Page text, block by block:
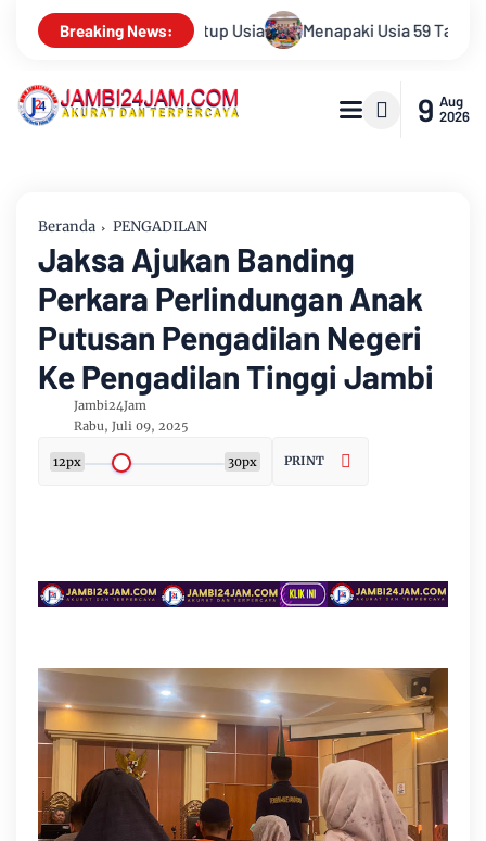
Breaking News:
Usia 59 Tahun, Sinsen Teguhkan Semangat “Sustainably
9 Aug
2026
Beranda PENGADILAN
Jaksa Ajukan Banding
Perkara Perlindungan Anak
Putusan Pengadilan Negeri
Ke Pengadilan Tinggi Jambi
Jambi24Jam
Rabu, Juli 09, 2025
12px 30px PRINT